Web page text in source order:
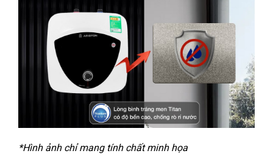
*Hình ảnh chỉ mang tính chất minh họa